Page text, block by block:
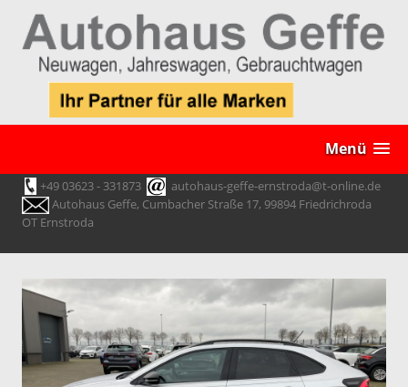
Menü
+49 03623 - 331873
autohaus-geffe-ernstroda@t-online.de
Autohaus Geffe, Cumbacher Straße 17, 99894 Friedrichroda
OT Ernstroda